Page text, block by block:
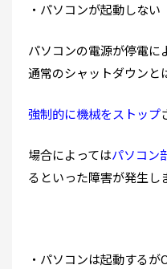
・パソコンが起動しない
パソコンの電源が停電に
通常のシャットダウンと
強制的に機械をストップ
場合によってはパソコン
るといった障害が発生し
・パソコンは起動するが